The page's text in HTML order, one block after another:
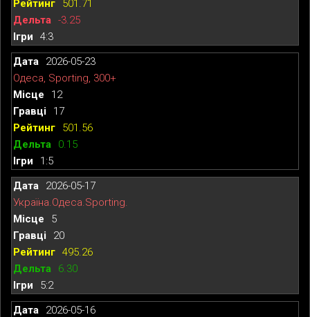
501.71
-3.25
4:3
2026-05-23
Одеса, Sporting, 300+
12
17
501.56
0.15
1:5
2026-05-17
Україна.Одеса.Sporting.
5
20
495.26
6.30
5:2
2026-05-16